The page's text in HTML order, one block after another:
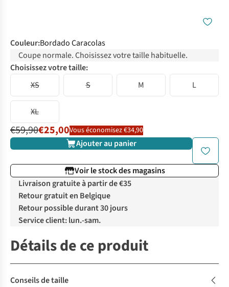
Couleur:Bordado Caracolas
Coupe normale. Choisissez votre taille habituelle.
Choisissez votre taille:
XS
S M L
XL
€59,90€25,00Vous économisez €34,90
Ajouter au panier
Voir le stock des magasins
Livraison gratuite à partir de €35
Retour gratuit en Belgique
Retour possible durant 30 jours
Service client: lun.-sam.
Détails de ce produit
Conseils de taille